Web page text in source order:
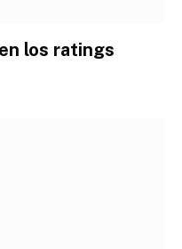
los ratings